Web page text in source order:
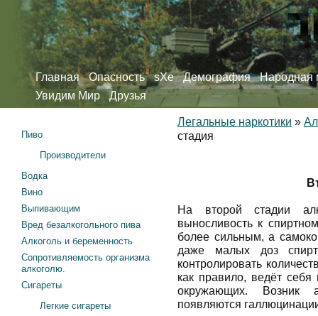
Главная Опасность sXe Демография
Народная
Увидим Мир
Друзья
Легальные наркотики »
стадия
На второй стадии
выносливость к
более сильным, а
даже малых доз
контролировать
как правило, ведёт
окружающих. Возник
появляются
Пиво
Производители
Водка
Вино
Выпивающим
Вред безалкогольного пива
Алкоголь и беременность
Сопротивляемость организма
алкоголю.
Сигареты
Легкие сигареты